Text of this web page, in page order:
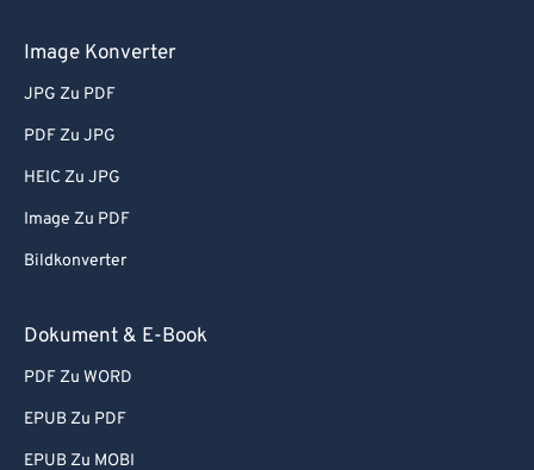
Image Konverter
JPG Zu PDF
PDF Zu JPG
HEIC Zu JPG
Image Zu PDF
Bildkonverter
Dokument & E-Book
PDF Zu WORD
EPUB Zu PDF
EPUB Zu MOBI